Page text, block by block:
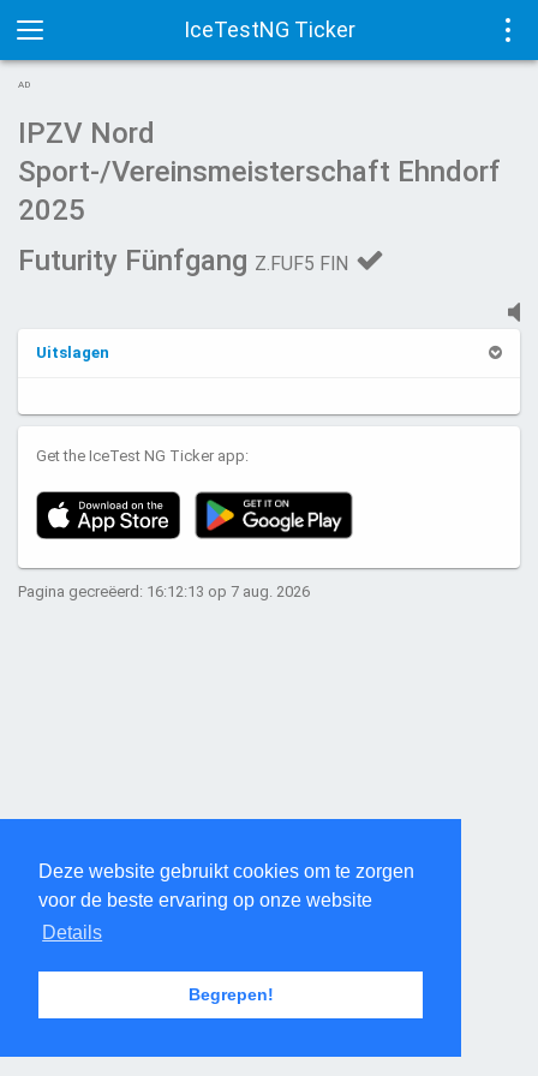
Deze website gebruikt cookies om te zorgen
voor de beste ervaring op onze website
Details
Begrepen!
IceTestNG Ticker
Toggle
navigation
AD
IPZV Nord
Sport-/Vereinsmeisterschaft Ehndorf
2025
Futurity Fünfgang Z.FUF5 FIN
Uitslagen
Get the IceTest NG Ticker app:
Pagina gecreëerd: 16:12:13 op 7 aug. 2026